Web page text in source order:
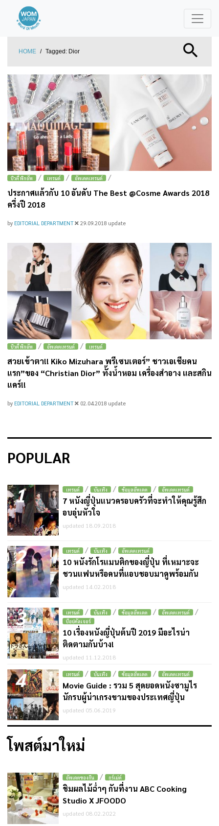
HOME / Tagged: Dior
บิวตี้ พิกอัพ / เทรนด์ / อัพเดตเทรนด์ /
ประกาศแล้วกับ 10 อันดับ The Best @Cosme Awards 2018
ครึ่งปี 2018
by EDITORIAL DEPARTMENT 29.09.2018 update
บิวตี้ พิกอัพ / อัพเดตเทรนด์ / เทรนด์
สวยเข้าตา!! Kiko Mizuhara พรีเซนเตอร์” ชาวเอเชียคน
แรก”ของ “Christian Dior” ทั้งน้ำหอม เครื่องสำอาง และสกิน
แคร์!!
by EDITORIAL DEPARTMENT 02.04.2018 update
POPULAR
1 เทรนด์ / บันเทิง / ข้อมูลอัพเดต / อัพเดตเทรนด์
7 หนังญี่ปุ่นแนวครอบครัวที่จะทำให้คุณรู้สึก
อบอุ่นหัวใจ
updated 18.09.2018
2 เทรนด์ / บันเทิง / อัพเดตเทรนด์
10 หนังรักโรแมนติกของญี่ปุ่น ที่เหมาะจะ
ชวนแฟนหรือคนที่แอบชอบมาดูพร้อมกัน
updated 14.02.2018
3 เทรนด์ / บันเทิง / ข้อมูลอัพเดต / อัพเดตเทรนด์ /
ป๊อปคัลเจอร์
10 เรื่องหนังญี่ปุ่นต้นปี 2019 มีอะไรน่า
ติดตามกันบ้าง!
updated 11.12.2018
4 เทรนด์ / บันเทิง / ข้อมูลอัพเดต / อัพเดตเทรนด์
Movie Guide : รวม 5 สุดยอดหนังซามูไร
นักรบผู้น่าเกรงขามของประเทศญี่ปุ่น
updated 05.06.2019
โพสต์มาใหม่
อัพเดตของกิน / กูร์เม่ต์
ชิมผลไม้ฉ่ำๆ กันที่งาน ABC Cooking
Studio X JFOODO
updated 08.02.2022